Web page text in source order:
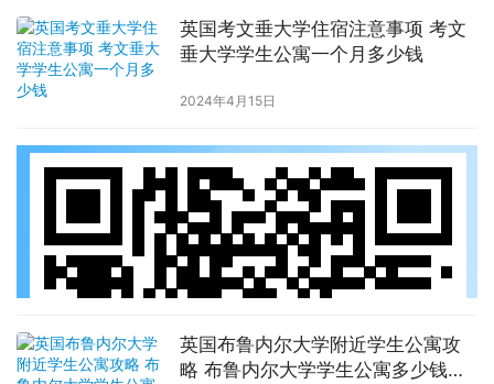
英国考文垂大学住宿注意事项 考文
垂大学学生公寓一个月多少钱
2024年4月15日
英国布鲁内尔大学附近学生公寓攻
略 布鲁内尔大学学生公寓多少钱一